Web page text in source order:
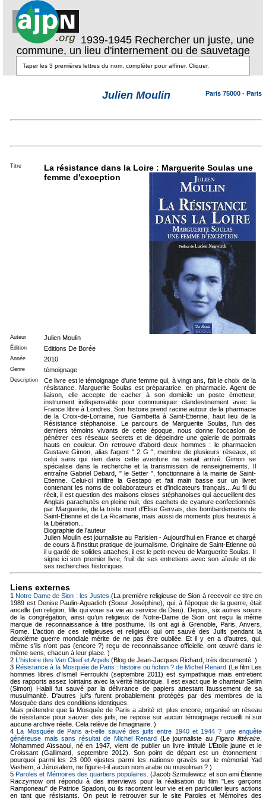
1939-1945 Rechercher un juste, une
commune, un lieu d'internement ou de sauvetage
Julien Moulin Paris 75000 - Paris
Titre
La résistance dans la Loire : Marguerite Soulas une
femme d'exception
Auteur Julien Moulin
Édition Editions De Borée
Année 2010
Genre témoignage
Description
Ce livre est le témoignage d'une femme qui, à vingt ans, fait le choix de la
résistance. Marguerite Soulas est préparatrice. en pharmacie. Agent de
liaison, elle accepte de cacher à son domicile un poste émetteur,
instrument indispensable pour communiquer clandestinement avec la
France libre à Londres. Son histoire prend racine autour de la pharmacie
de la Croix-de-Lorraine, rue Gambetta à Saint-Etienne, haut lieu de la
Résistance stéphanoise. Le parcours de Marguerite Soulas, l'un des
derniers témoins vivants de cette époque, nous donne l'occasion de
pénétrer ces réseaux secrets et de dépeindre une galerie de portraits
hauts en couleur. On retrouve d'abord deux hommes : le pharmacien
Gustave Gimon, alias l'agent " 2 G ", membre de plusieurs réseaux, et
celui sans qui rien dans cette aventure ne serait arrivé. Gimon se
spécialise dans la recherche et la transmission de renseignements. Il
entraîne Gabriel Debard, " le Setter ", fonctionnaire à la mairie de Saint-
Etienne. Celui-ci infiltre la Gestapo et fait main basse sur un livret
contenant les noms de collaborateurs et d'indicateurs français... Au fil du
récit, il est question des maisons closes stéphanoises qui accueillent des
Anglais parachutés en pleine nuit, des cachets de cyanure confectionnés
par Marguerite, de la triste mort d'Elise Gervais, des bombardements de
Saint-Etienne et de La Ricamarie, mais aussi de moments plus heureux à
la Libération...
Biographie de l'auteur
Julien Moulin est journaliste au Parisien - Aujourd'hui en France et chargé
de cours à l'Institut pratique de journalisme. Originaire de Saint-Etienne où
il u gardé de solides attaches, il est le petit-neveu de Marguerite Soulas. II
signe ici son premier livre, fruit de ses entretiens avec son aïeule et de
ses recherches historiques.
Liens externes
1Notre Dame de Sion : les Justes (La première religieuse de Sion à recevoir ce titre en
1989 est Denise Paulin-Aguadich (Soeur Joséphine), qui, à l’époque de la guerre, était
ancelle (en religion, fille qui voue sa vie au service de Dieu). Depuis, six autres sœurs
de la congrégation, ainsi qu’un religieux de Notre-Dame de Sion ont reçu la même
marque de reconnaissance à titre posthume. Ils ont agi à Grenoble, Paris, Anvers,
Rome. L’action de ces religieuses et religieux qui ont sauvé des Juifs pendant la
deuxième guerre mondiale mérite de ne pas être oubliée. Et il y en a d’autres, qui,
même s’ils n’ont pas (encore ?) reçu de reconnaissance officielle, ont œuvré dans le
même sens, chacun à leur place. )
2 L'histoire des Van Cleef et Arpels (Blog de Jean-Jacques Richard, très documenté. )
3Résistance à la Mosquée de Paris : histoire ou fiction ? de Michel Renard (Le film Les
hommes libres d'Ismël Ferroukhi (septembre 2011) est sympathique mais entretient
des rapports assez lointains avec la vérité historique. Il est exact que le chanteur Selim
(Simon) Halali fut sauvé par la délivrance de papiers attestant faussement de sa
musulmanité. D'autres juifs furent probablement protégés par des membres de la
Mosquée dans des conditions identiques.
Mais prétendre que la Mosquée de Paris a abrité et, plus encore, organisé un réseau
de résistance pour sauver des juifs, ne repose sur aucun témoignage recueilli ni sur
aucune archive réelle. Cela relève de l'imaginaire. )
4La Mosquée de Paris a-t-elle sauvé des juifs entre 1940 et 1944 ? une enquête
généreuse mais sans résultat de Michel Renard (Le journaliste auFigaro littéraire
Mohammed Aïssaoui, né en 1947, vient de publier un livre intitulé L’Étoile jaune et le
Croissant (Gallimard, septembre 2012). Son point de départ est un étonnement :
pourquoi parmi les 23 000 «justes parmi les nations» gravés sur le mémorial Yad
Vashem, à Jérusalem, ne figure-t-il aucun nom arabe ou musulman ? )
5Paroles et Mémoires des quartiers populaires. (Jacob Szmulewicz et son ami Étienne
Raczymow ont répondu à des interviews pour la réalisation du film "Les garçons
Ramponeau" de Patrice Spadoni, ou ils racontent leur vie et en particulier leurs actions
en tant que résistants. On peut le retrouver sur le site Paroles et Mémoires des